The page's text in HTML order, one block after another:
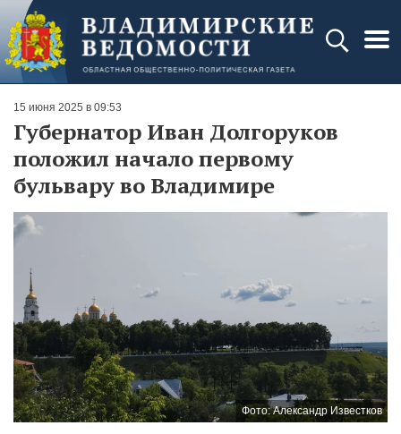
15 июня 2025 в 09:53
Губернатор Иван Долгоруков
положил начало первому
бульвару во Владимире
Фото: Александр Известков